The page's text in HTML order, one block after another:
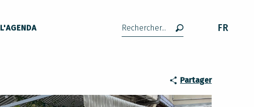
Recherche FR
L'AGENDA
Partager